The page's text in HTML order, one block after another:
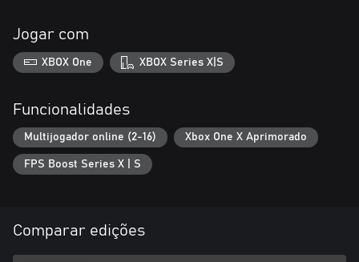
Jogar com
XBOX One XBOX Series X|S
Funcionalidades
Multijogador online (2-16) Xbox One X Aprimorado
FPS Boost Series X | S
Comparar edições